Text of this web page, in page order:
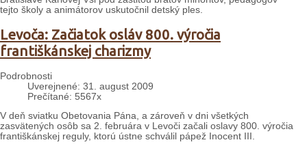
tejto školy a animátorov uskutočnil detský ples.
Levoča: Začiatok osláv 800. výročia
františkánskej charizmy
Podrobnosti
Uverejnené: 31. august 2009
Prečítané: 5567x
V deň sviatku Obetovania Pána, a zároveň v dni všetkých
zasvätených osôb sa 2. februára v Levoči začali oslavy 800. výročia
františkánskej reguly, ktorú ústne schválil pápež Inocent III.